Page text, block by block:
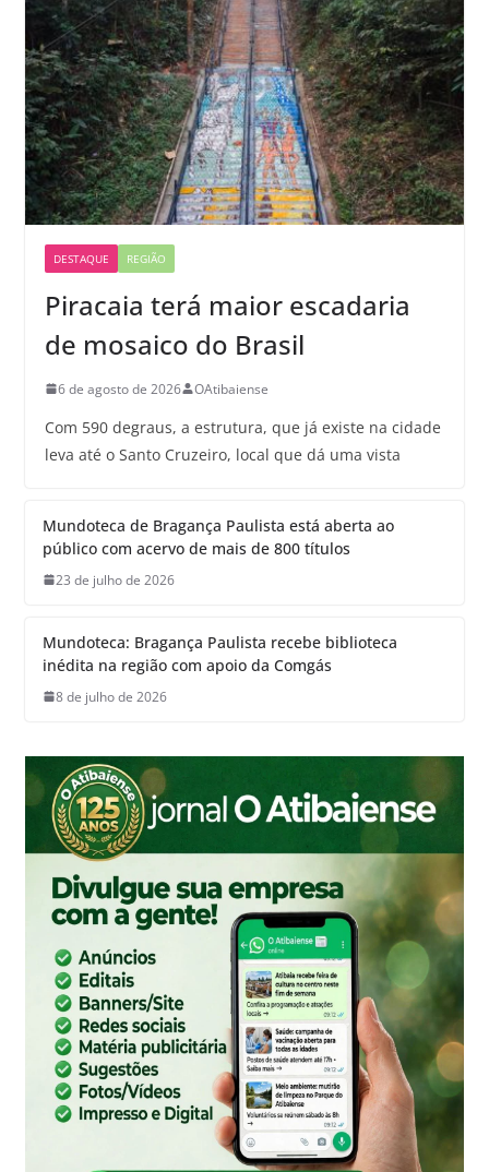
DESTAQUE REGIÃO
Piracaia terá maior escadaria
de mosaico do Brasil
6 de agosto de 2026 OAtibaiense
Com 590 degraus, a estrutura, que já existe na cidade
leva até o Santo Cruzeiro, local que dá uma vista
Mundoteca de Bragança Paulista está aberta ao
público com acervo de mais de 800 títulos
23 de julho de 2026
Mundoteca: Bragança Paulista recebe biblioteca
inédita na região com apoio da Comgás
8 de julho de 2026